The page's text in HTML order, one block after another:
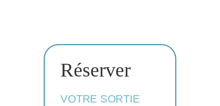
Réserver
VOTRE SORTIE